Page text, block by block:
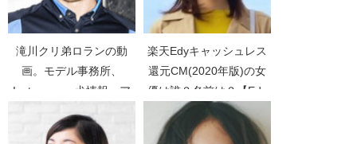
滝川クリ弟ロランの動
画。モデル事務所、
Instagram、犬情報。ア
ステルのドレス写真】
楽天Edyキャッシュレス
還元CM(2020年版)の女
優は誰？名前は？【Edy
で支払、Edyで還元】